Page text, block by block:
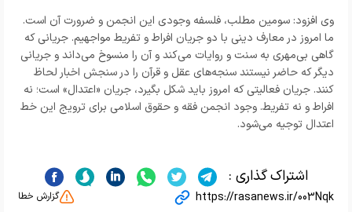
وی افزود: سومین مطلب، فلسفه وجودی این انجمن و ضرورت آن است.
ما امروز در معارف دینی با دو جریان افراط و تفریط مواجهیم. جریانی که
گاهی بی‌مهری به سنت و روایات می‌کند و آن را منسوخ می‌داند و جریانی
دیگر که حاضر نیستند سنجه‌های عقل و قرآن را در سنجش اخبار لحاظ
کنند. جریان فعالیتی که امروز باید شکل بگیرد، جریان «اعتدال» است؛ نه
افراط و نه تفریط. وجود انجمن فقه و حقوق اسلامی برای ترویج این خط
اعتدال توجیه می‌شود.
اشتراک گذاری :
https://rasanews.ir/003Nqk گزارش خطا